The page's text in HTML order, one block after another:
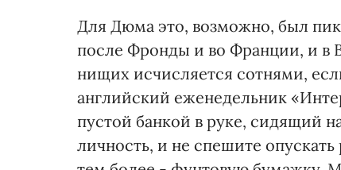
Для Дюма это, возможно, был
после Фронды и во Франции, и в
нищих исчисляется сотнями,
английский еженедельник
пустой банкой в руке, сидящий
личность, и не спешите